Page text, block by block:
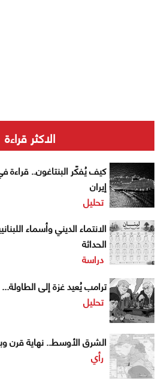
الاكثر قراءة
كيف يُفكّر البنتاغون.. قراءة
إيران
تحليل
الانتماء الديني وأسماء
الحداثة
دراسة
ترامب يُعيد غزة إلى
تحليل
الشرق الأوسط.. نهاية قرن
رأي